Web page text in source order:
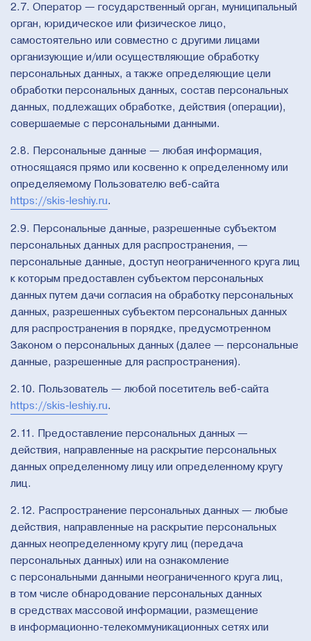
2.7. Оператор — государственный орган, муниципальный
орган, юридическое или физическое лицо,
самостоятельно или совместно с другими лицами
организующие и/или осуществляющие обработку
персональных данных, а также определяющие цели
обработки персональных данных, состав персональных
данных, подлежащих обработке, действия (операции),
совершаемые с персональными данными.
2.8. Персональные данные — любая информация,
относящаяся прямо или косвенно к определенному или
определяемому Пользователю веб-сайта
https://skis-leshiy.ru.
2.9. Персональные данные, разрешенные субъектом
персональных данных для распространения, —
персональные данные, доступ неограниченного круга лиц
к которым предоставлен субъектом персональных
данных путем дачи согласия на обработку персональных
данных, разрешенных субъектом персональных данных
для распространения в порядке, предусмотренном
Законом о персональных данных (далее — персональные
данные, разрешенные для распространения).
2.10. Пользователь — любой посетитель веб-сайта
https://skis-leshiy.ru.
2.11. Предоставление персональных данных —
действия, направленные на раскрытие персональных
данных определенному лицу или определенному кругу
лиц.
2.12. Распространение персональных данных — любые
действия, направленные на раскрытие персональных
данных неопределенному кругу лиц (передача
персональных данных) или на ознакомление
с персональными данными неограниченного круга лиц,
в том числе обнародование персональных данных
в средствах массовой информации, размещение
в информационно-телекоммуникационных сетях или